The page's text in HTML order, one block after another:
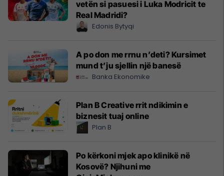
vetën si pasuesi i Luka Modricit te
Real Madridi?
Edonis Bytyqi
A po don me rrnu n’deti? Kursimet
mund t’ju sjellin një banesë
Banka Ekonomike
Plan B Creative rrit ndikimin e
biznesit tuaj online
Plan B
Po kërkoni mjek apo klinikë në
Kosovë? Njihuni me